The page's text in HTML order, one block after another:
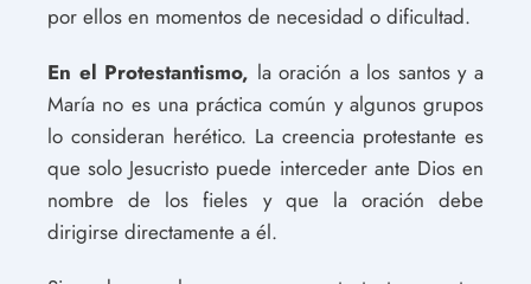
por ellos en momentos de necesidad o dificultad.
En el Protestantismo, la oración a los santos y a
María no es una práctica común y algunos grupos
lo consideran herético. La creencia protestante es
que solo Jesucristo puede interceder ante Dios en
nombre de los fieles y que la oración debe
dirigirse directamente a él.